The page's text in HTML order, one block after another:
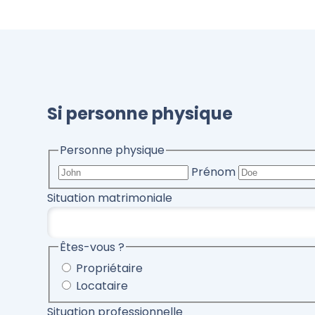
Si personne physique
Personne physique
Prénom
Situation matrimoniale
Êtes-vous ?
Propriétaire
Locataire